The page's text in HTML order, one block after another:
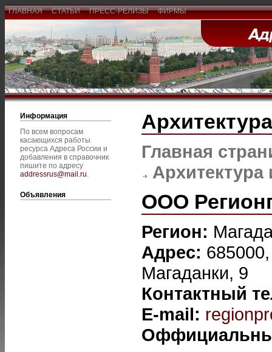
ГЛАВНАЯ СТАТЬИ ПРЕСС-РЕЛИЗЫ ФИРМЫ
Информация
По всем вопросам
касающихся работы
ресурса Адреса России и
добавления в справочник
пишите по адресу
addressrus@mail.ru.
Объявления
Главная
Архитектура
ООО
Регион:
Адрес:
Магаданки, 9
Контактный
E-mail: